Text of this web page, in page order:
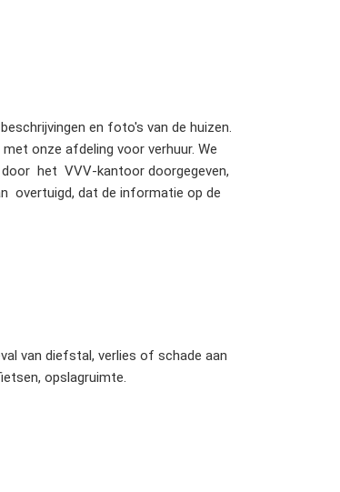
en foto's van de huizen.
onze afdeling voor verhuur. We
het VVV-kantoor doorgegeven,
overtuigd, dat de informatie op de
van diefstal, verlies of schade aan
opslagruimte.